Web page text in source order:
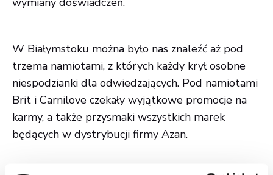
W Białymstoku można było nas znaleźć aż pod
trzema namiotami, z których każdy krył osobne
niespodzianki dla odwiedzających. Pod namiotami
Brit i Carnilove czekały wyjątkowe promocje na
karmy, a także przysmaki wszystkich marek
będących w dystrybucji firmy Azan.